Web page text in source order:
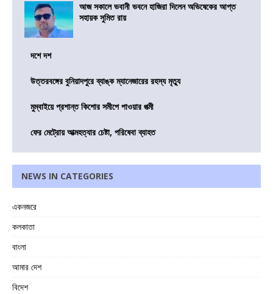
আজ সকালে ভবানী ভবনে হাজিরা দিলেন অভিষেকের আপ্ত
সহায়ক সুমিত রায়
দশে দশ
উত্তরবঙ্গের বুনিয়াদপুরে ব্যাঙ্ক ম্যানেজারের রহস্য মৃত্যু
মুম্বাইয়ে প্রশান্ত কিশোর সমীপে পাওয়ার পত্মী
ফের মেট্রোয় আত্মহত্যার চেষ্টা, পরিষেবা ব্যাহত
NEWS IN CATEGORIES
একনজরে
কলকাতা
বাংলা
আমার দেশ
বিদেশ